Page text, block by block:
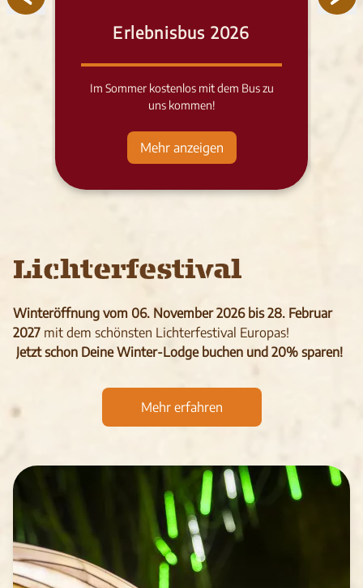
Erlebnisbus 2026
Im Sommer kostenlos mit dem Bus zu
uns kommen!
Mehr anzeigen
Lichterfestival
Winteröffnung vom 06. November 2026 bis 28. Februar
2027 mit dem schönsten Lichterfestival Europas!
Jetzt schon Deine Winter-Lodge buchen und 20% sparen!
Mehr erfahren